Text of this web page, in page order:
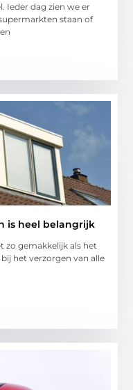
Ieder dag zien we er
staan of
is heel belangrijk
zo gemakkelijk als het
het verzorgen van alle